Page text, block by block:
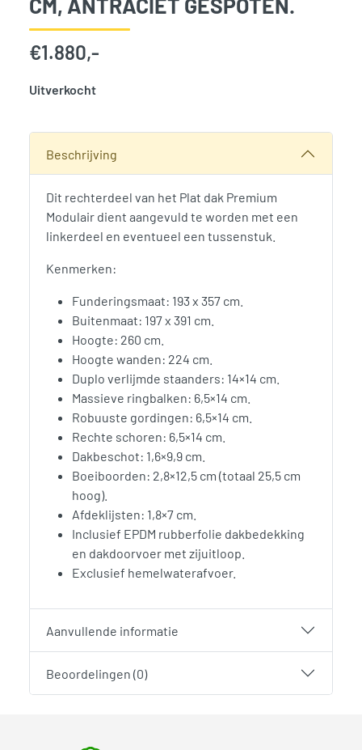
€1.880,-
Uitverkocht
Beschrijving
Dit rechterdeel van het Plat dak Premium
Modulair dient aangevuld te worden met een
linkerdeel en eventueel een tussenstuk.
Kenmerken:
Funderingsmaat: 193 x 357 cm.
Buitenmaat: 197 x 391 cm.
Hoogte: 260 cm.
Hoogte wanden: 224 cm.
Duplo verlijmde staanders: 14×14 cm.
Massieve ringbalken: 6,5×14 cm.
Robuuste gordingen: 6,5×14 cm.
Rechte schoren: 6,5×14 cm.
Dakbeschot: 1,6×9,9 cm.
Boeiboorden: 2,8×12,5 cm (totaal 25,5 cm
hoog).
Afdeklijsten: 1,8×7 cm.
Inclusief EPDM rubberfolie dakbedekking
en dakdoorvoer met zijuitloop.
Exclusief hemelwaterafvoer.
Aanvullende informatie
Beoordelingen (0)